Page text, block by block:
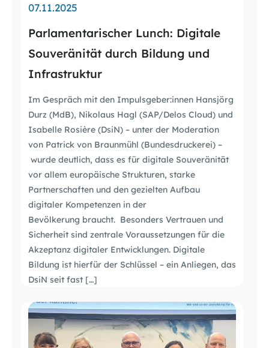
07.11.2025
Parlamentarischer Lunch: Digitale
Souveränität durch Bildung und
Infrastruktur
Im Gespräch mit den Impulsgeber:innen Hansjörg
Durz (MdB), Nikolaus Hagl (SAP/Delos Cloud) und
Isabelle Rosière (DsiN) – unter der Moderation
von Patrick von Braunmühl (Bundesdruckerei) –
wurde deutlich, dass es für digitale Souveränität
vor allem europäische Strukturen, starke
Partnerschaften und den gezielten Aufbau
digitaler Kompetenzen in der
Bevölkerung braucht. Besonders Vertrauen und
Sicherheit sind zentrale Voraussetzungen für die
Akzeptanz digitaler Entwicklungen. Digitale
Bildung ist hierfür der Schlüssel – ein Anliegen, das
DsiN seit fast […]